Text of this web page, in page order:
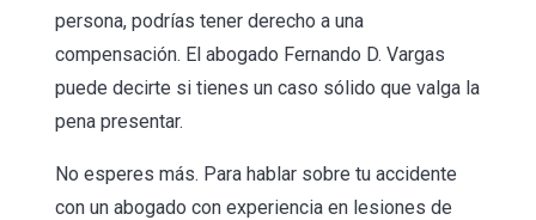
persona, podrías tener derecho a una
compensación. El abogado Fernando D. Vargas
puede decirte si tienes un caso sólido que valga la
pena presentar.
No esperes más. Para hablar sobre tu accidente
con un abogado con experiencia en lesiones de